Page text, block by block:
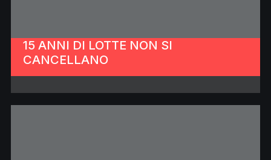
15 ANNI DI LOTTE NON SI
CANCELLANO